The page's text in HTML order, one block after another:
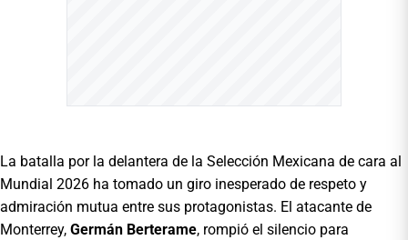
La batalla por la delantera de la Selección Mexicana de cara al
Mundial 2026 ha tomado un giro inesperado de respeto y
admiración mutua entre sus protagonistas. El atacante de
Monterrey, Germán Berterame, rompió el silencio para